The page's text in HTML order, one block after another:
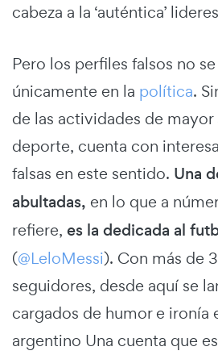
cabeza a la ‘auténtica’
Pero los perfiles falsos no
únicamente en la política.
de las actividades de
deporte, cuenta con
falsas en este sentido. Una
abultadas, en lo que a
refiere, es la dedicada al
(@LeloMessi). Con más de
seguidores, desde aquí se
cargados de humor e ironía
argentino Una cuenta que